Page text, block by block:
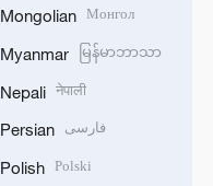
Mongolian Монгол
Myanmar မြန်မာဘာသာ
Nepali नेपाली
Persian فارسی
Polish Polski